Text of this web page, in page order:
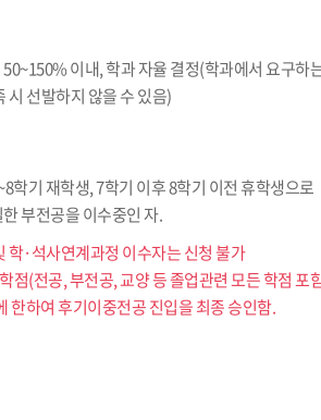
이내, 학과 자율 결정(학과에서 요구하
시 선발하지 않을 수 있음)
학기 재학생, 7학기 이후 8학기 이전 휴학생으로
부전공을 이수중인 자.
학·석사연계과정 이수자는 신청 불가
점(전공, 부전공, 교양 등 졸업관련 모든 학점 포
한하여 후기이중전공 진입을 최종 승인함.